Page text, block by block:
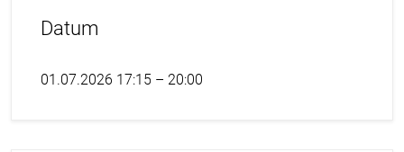
Datum
01.07.2026 17:15 – 20:00